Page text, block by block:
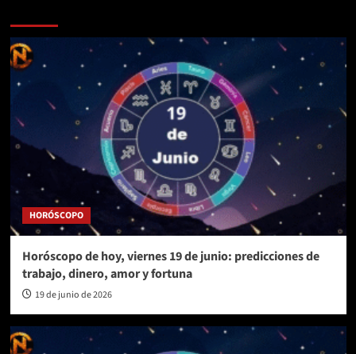
HORÓSCOPO
Horóscopo de hoy, viernes 19 de junio: predicciones de
trabajo, dinero, amor y fortuna
19 de junio de 2026